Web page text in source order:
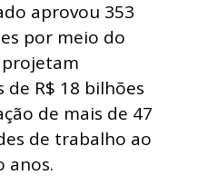
aprovou 353
por meio do
projetam
R$ 18 bilhões
de mais de 47
de trabalho ao
anos.